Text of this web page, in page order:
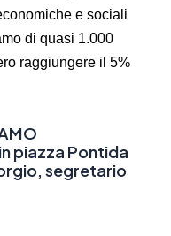
e sociali
di quasi 1.000
raggiungere il 5%
piazza Pontida
segretario